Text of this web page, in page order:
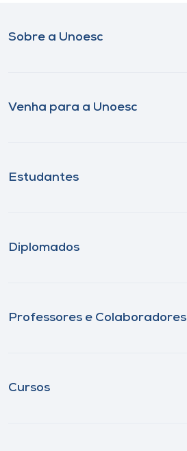
Sobre a Unoesc
Venha para a Unoesc
Estudantes
Diplomados
Professores e Colaboradores
Cursos